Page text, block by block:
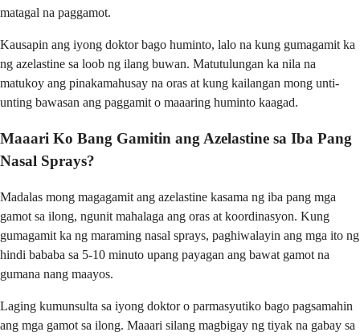
matagal na paggamot.
Kausapin ang iyong doktor bago huminto, lalo na kung gumagamit ka
ng azelastine sa loob ng ilang buwan. Matutulungan ka nila na
matukoy ang pinakamahusay na oras at kung kailangan mong unti-
unting bawasan ang paggamit o maaaring huminto kaagad.
Maaari Ko Bang Gamitin ang Azelastine sa Iba Pang
Nasal Sprays?
Madalas mong magagamit ang azelastine kasama ng iba pang mga
gamot sa ilong, ngunit mahalaga ang oras at koordinasyon. Kung
gumagamit ka ng maraming nasal sprays, paghiwalayin ang mga ito ng
hindi bababa sa 5-10 minuto upang payagan ang bawat gamot na
gumana nang maayos.
Laging kumunsulta sa iyong doktor o parmasyutiko bago pagsamahin
ang mga gamot sa ilong. Maaari silang magbigay ng tiyak na gabay sa